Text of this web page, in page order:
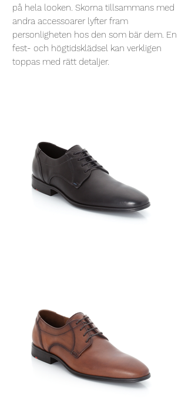
på hela looken. Skorna tillsammans med
andra accessoarer lyfter fram
personligheten hos den som bär dem. En
fest- och högtidsklädsel kan verkligen
toppas med rätt detaljer.